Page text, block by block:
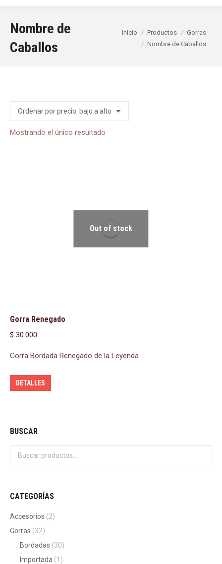
Nombre de
Caballos
Estás aquí:Inicio Productos
Gorras
Nombre de Caballos
Mostrando el único resultado
Out of stock
Gorra Renegado
$ 30.000
Gorra Bordada Renegado de la Leyenda
DETALLES
BUSCAR
CATEGORÍAS
Accesorios (2)
Gorras (32)
Bordadas (30)
Importada (1)